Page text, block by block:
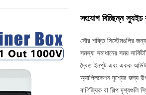
সংযোগ বিচ্ছিন্ন
সৌর শক্তি সিস্টেমগুলির
সমস্যা সমাধানের সময়
দ্বৈত ইনপুট এবং একক
অ্যাপ্লিকেশন দৃশ্যের জন্য
বাণিজ্যিক বা শিল্প দৃশ্যগুলি